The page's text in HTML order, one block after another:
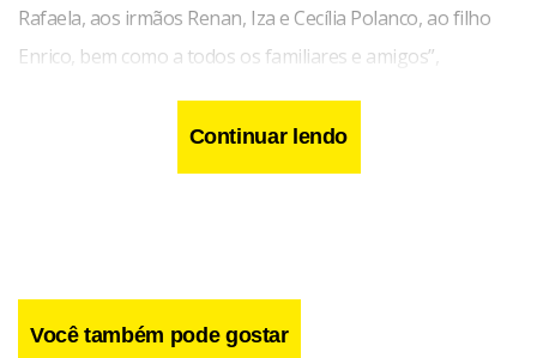
Rafaela, aos irmãos Renan, Iza e Cecília Polanco, ao filho
Enrico, bem como a todos os familiares e amigos”,
Continuar lendo
Você também pode gostar